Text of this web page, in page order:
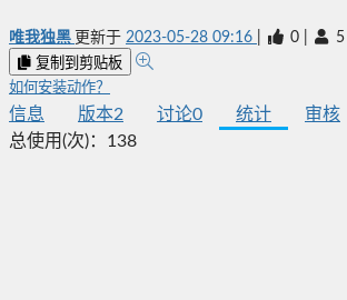
唯我独黑 更新于 2023-05-28 09:16 0 5
复制到剪贴板
如何安装动作？
信息 版本2 讨论0 统计
审核
总使用(次)： 138